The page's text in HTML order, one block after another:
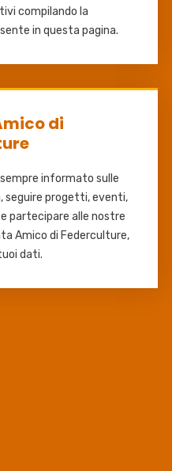
compilando la
in questa pagina.
di
informato sulle
progetti, eventi,
partecipare alle nostre
Amico di Federculture,
dati.